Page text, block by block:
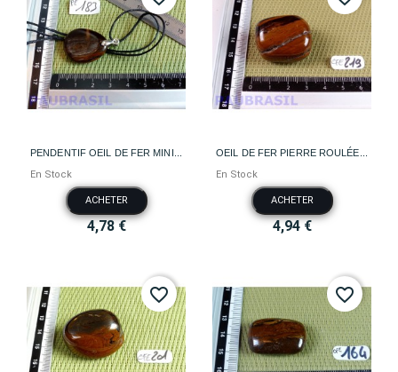
PENDENTIF OEIL DE FER MINI...
En Stock
ACHETER
4,78 €
OEIL DE FER PIERRE ROULÉE...
En Stock
ACHETER
4,94 €
favorite_border favorite_border